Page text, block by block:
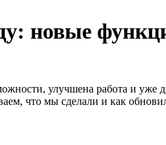
новые
улучшена работа и
что мы сделали и как